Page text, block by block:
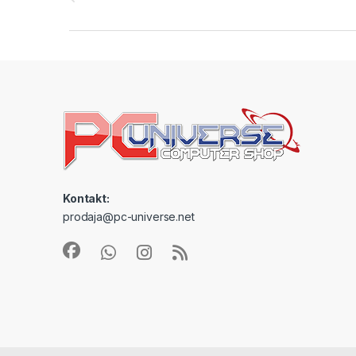
Kontakt:
prodaja@pc-universe.net